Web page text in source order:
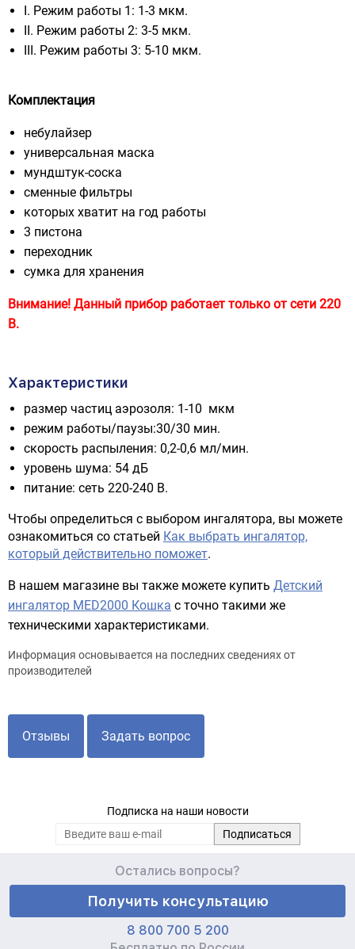
I. Режим работы 1: 1-3 мкм.
II. Режим работы 2: 3-5 мкм.
III. Режим работы 3: 5-10 мкм.
Комплектация
небулайзер
универсальная маска
мундштук-соска
сменные фильтры
которых хватит на год работы
3 пистона
переходник
сумка для хранения
Внимание! Данный прибор работает только от сети 220
В.
Характеристики
размер частиц аэрозоля: 1-10 мкм
режим работы/паузы:30/30 мин.
скорость распыления: 0,2-0,6 мл/мин.
уровень шума: 54 дБ
питание: сеть 220-240 В.
Чтобы определиться с выбором ингалятора, вы можете
ознакомиться со статьей Как выбрать ингалятор,
который действительно поможет.
В нашем магазине вы также можете купить Детский
ингалятор MED2000 Кошка с точно такими же
техническими характеристиками.
Информация основывается на последних сведениях от
производителей
Отзывы Задать вопрос
Подписка на наши новости
Остались вопросы?
Получить консультацию
8 800 700 5 200